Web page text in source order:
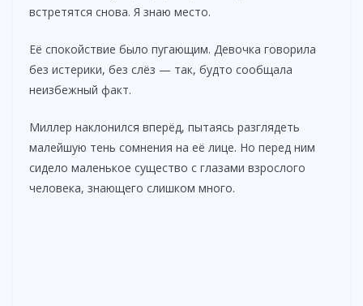
встретятся снова. Я знаю место.
Её спокойствие было пугающим. Девочка говорила
без истерики, без слёз — так, будто сообщала
неизбежный факт.
Миллер наклонился вперёд, пытаясь разглядеть
малейшую тень сомнения на её лице. Но перед ним
сидело маленькое существо с глазами взрослого
человека, знающего слишком много.